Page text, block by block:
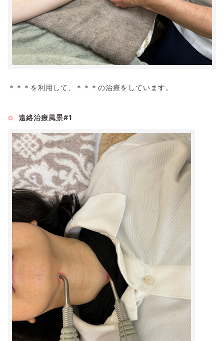
＊＊＊を利用して、＊＊＊の治療をしています。
遠絡治療風景#1